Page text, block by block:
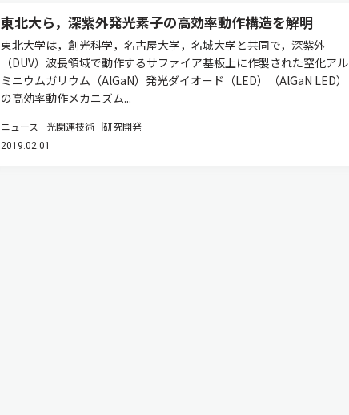
東北大ら，深紫外発光素子の高効率動作構造を解明
東北大学は，創光科学，名古屋大学，名城大学と共同で，深紫外
（DUV）波長領域で動作するサファイア基板上に作製された窒化アル
ミニウムガリウム（AlGaN）発光ダイオード（LED）（AlGaN LED）
の高効率動作メカニズム...
ニュース 光関連技術 研究開発
2019.02.01